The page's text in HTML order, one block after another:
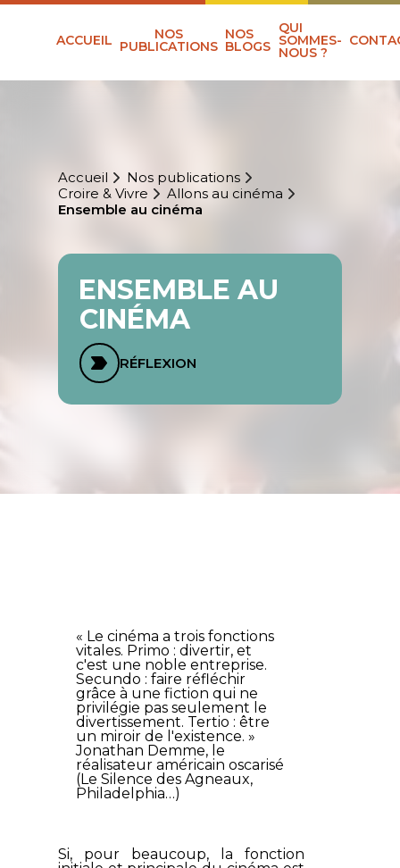
ACCUEIL NOS
PUBLICATIONS
NOS
BLOGS
QUI
SOMMES-
NOUS ?
Accueil
Nos publications
Croire & Vivre
Allons au cinéma
Ensemble au cinéma
ENSEMBLE AU
CINÉMA
RÉFLEXION
« Le cinéma a trois fonctions
vitales. Primo : divertir, et
c'est une noble entreprise.
Secundo : faire réfléchir
grâce à une fiction qui ne
privilégie pas seulement le
divertissement. Tertio : être
un miroir de l'existence. »
Jonathan Demme, le
réalisateur américain oscarisé
(Le Silence des Agneaux,
Philadelphia…)
Si, pour beaucoup, la fonction